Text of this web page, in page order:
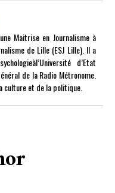
Maitrise en Journalisme à
de Lille (ESJ Lille). Il a
d’Etat
de la Radio Métronome.
culture et de la politique.